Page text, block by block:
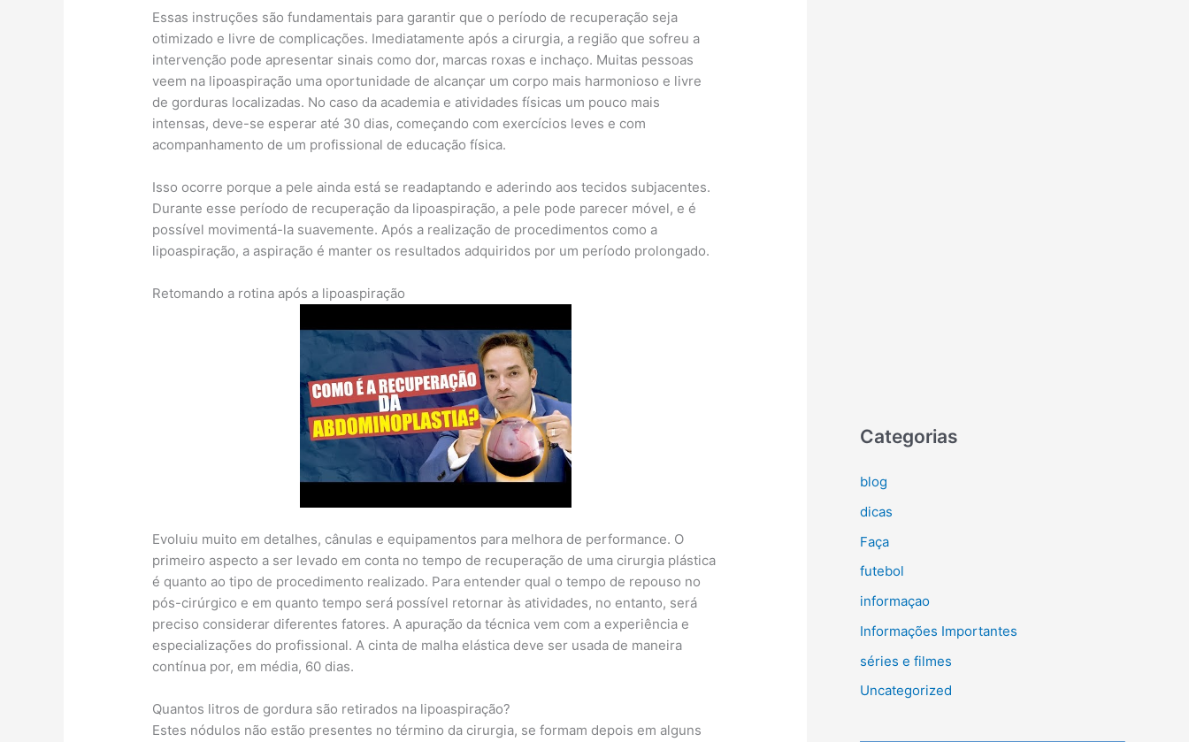
Essas instruções são fundamentais para garantir que o período de recuperação seja
otimizado e livre de complicações. Imediatamente após a cirurgia, a região que sofreu a
intervenção pode apresentar sinais como dor, marcas roxas e inchaço. Muitas pessoas
veem na lipoaspiração uma oportunidade de alcançar um corpo mais harmonioso e livre
de gorduras localizadas. No caso da academia e atividades físicas um pouco mais
intensas, deve-se esperar até 30 dias, começando com exercícios leves e com
acompanhamento de um profissional de educação física.
Isso ocorre porque a pele ainda está se readaptando e aderindo aos tecidos subjacentes.
Durante esse período de recuperação da lipoaspiração, a pele pode parecer móvel, e é
possível movimentá-la suavemente. Após a realização de procedimentos como a
lipoaspiração, a aspiração é manter os resultados adquiridos por um período prolongado.
Retomando a rotina após a lipoaspiração
Evoluiu muito em detalhes, cânulas e equipamentos para melhora de performance. O
primeiro aspecto a ser levado em conta no tempo de recuperação de uma cirurgia plástica
é quanto ao tipo de procedimento realizado. Para entender qual o tempo de repouso no
pós-cirúrgico e em quanto tempo será possível retornar às atividades, no entanto, será
preciso considerar diferentes fatores. A apuração da técnica vem com a experiência e
especializações do profissional. A cinta de malha elástica deve ser usada de maneira
contínua por, em média, 60 dias.
Quantos litros de gordura são retirados na lipoaspiração?
Estes nódulos não estão presentes no término da cirurgia, se formam depois em alguns
Categorias
blog
dicas
Faça
futebol
informaçao
Informações Importantes
séries e filmes
Uncategorized